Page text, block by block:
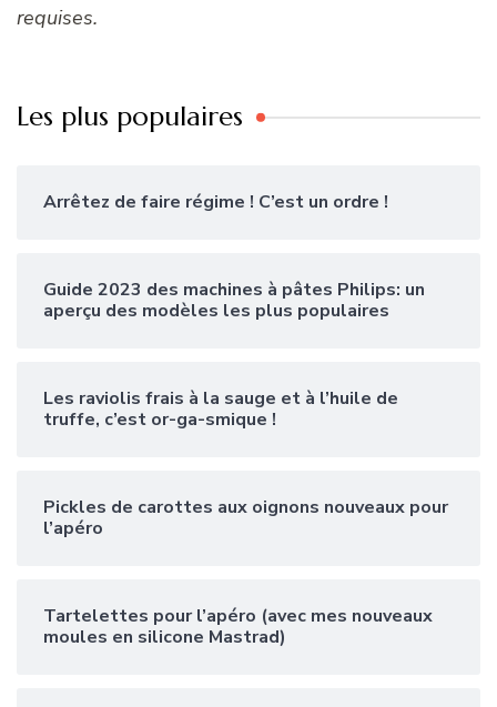
requises.
Les plus populaires
Arrêtez de faire régime ! C’est un ordre !
Guide 2023 des machines à pâtes Philips: un
aperçu des modèles les plus populaires
Les raviolis frais à la sauge et à l’huile de
truffe, c’est or-ga-smique !
Pickles de carottes aux oignons nouveaux pour
l’apéro
Tartelettes pour l’apéro (avec mes nouveaux
moules en silicone Mastrad)